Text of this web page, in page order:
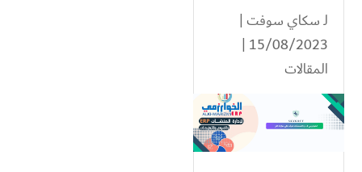
لـسكاي سوفت |
15/08/2023 |
المقالات